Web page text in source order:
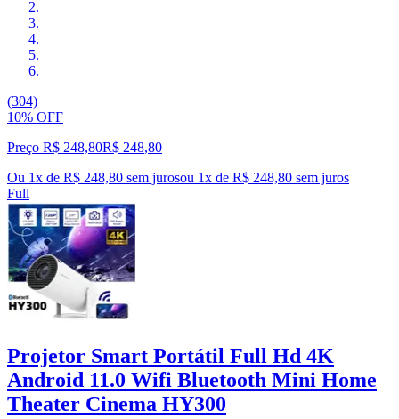
(304)
10% OFF
Preço R$ 248,80R$ 248,80
Ou 1x de R$ 248,80 sem jurosou 1x de R$ 248,80 sem juros
Full
Projetor Smart Portátil Full Hd 4K
Android 11.0 Wifi Bluetooth Mini Home
Theater Cinema HY300